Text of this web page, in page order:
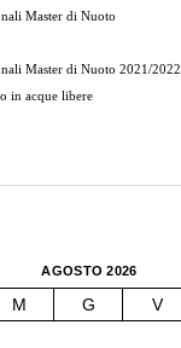
Master di Nuoto
Master di Nuoto 2021/2022
in acque libere
AGOSTO 2026
M G V